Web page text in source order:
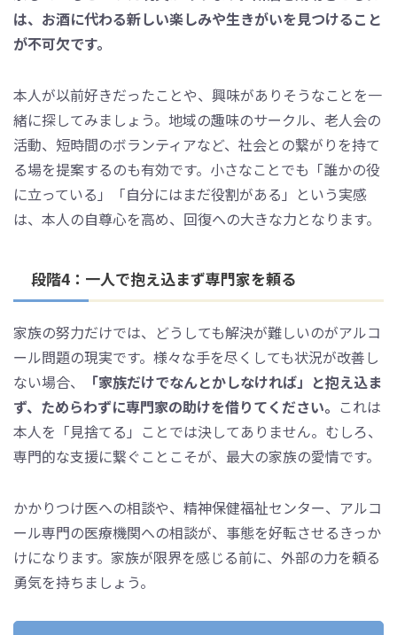
は、お酒に代わる新しい楽しみや生きがいを見つけること
が不可欠です。
本人が以前好きだったことや、興味がありそうなことを一
緒に探してみましょう。地域の趣味のサークル、老人会の
活動、短時間のボランティアなど、社会との繋がりを持て
る場を提案するのも有効です。小さなことでも「誰かの役
に立っている」「自分にはまだ役割がある」という実感
は、本人の自尊心を高め、回復への大きな力となります。
段階4：一人で抱え込まず専門家を頼る
家族の努力だけでは、どうしても解決が難しいのがアルコ
ール問題の現実です。様々な手を尽くしても状況が改善し
ない場合、
「家族だけでなんとかしなければ」と抱え込ま
ず、ためらわずに専門家の助けを借りてください。 これは
本人を「見捨てる」ことでは決してありません。むしろ、
専門的な支援に繋ぐことこそが、最大の家族の愛情です。
かかりつけ医への相談や、精神保健福祉センター、アルコ
ール専門の医療機関への相談が、事態を好転させるきっか
けになります。家族が限界を感じる前に、外部の力を頼る
勇気を持ちましょう。